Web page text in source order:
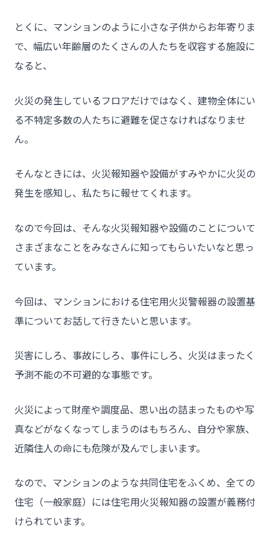
とくに、マンションのように小さな子供からお年寄りま
で、幅広い年齢層のたくさんの人たちを収容する施設に
なると、
火災の発生しているフロアだけではなく、建物全体にい
る不特定多数の人たちに避難を促さなければなりませ
ん。
そんなときには、火災報知器や設備がすみやかに火災の
発生を感知し、私たちに報せてくれます。
なので今回は、そんな火災報知器や設備のことについて
さまざまなことをみなさんに知ってもらいたいなと思っ
ています。
今回は、マンションにおける住宅用火災警報器の設置基
準についてお話して行きたいと思います。
災害にしろ、事故にしろ、事件にしろ、火災はまったく
予測不能の不可避的な事態です。
火災によって財産や調度品、思い出の詰まったものや写
真などがなくなってしまうのはもちろん、自分や家族、
近隣住人の命にも危険が及んでしまいます。
なので、マンションのような共同住宅をふくめ、全ての
住宅（一般家庭）には住宅用火災報知器の設置が義務付
けられています。